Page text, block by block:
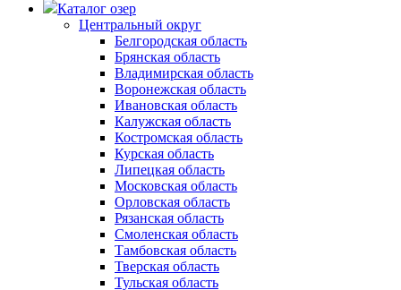
Каталог озер
Центральный округ
Белгородская область
Брянская область
Владимирская область
Воронежская область
Ивановская область
Калужская область
Костромская область
Курская область
Липецкая область
Московская область
Орловская область
Рязанская область
Смоленская область
Тамбовская область
Тверская область
Тульская область